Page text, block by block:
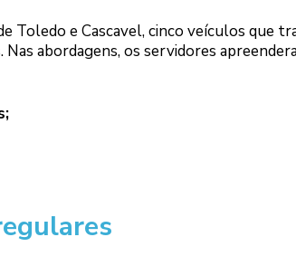
Toledo e Cascavel, cinco veículos que
abordagens, os servidores